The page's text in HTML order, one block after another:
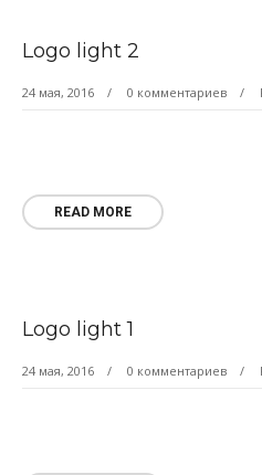
Logo light 2
24 мая, 2016 0 комментариев
READ MORE
Logo light 1
24 мая, 2016 0 комментариев